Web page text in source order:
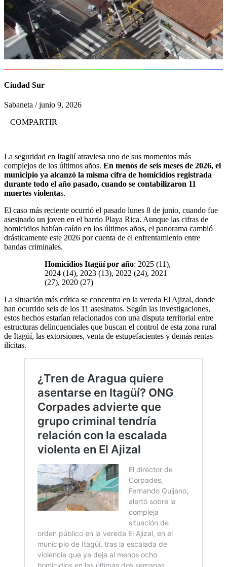
Ciudad Sur
Sabaneta / junio 9, 2026
COMPARTIR
La seguridad en Itagüí atraviesa uno de sus momentos más
complejos de los últimos años. En menos de seis meses de 2026, el
municipio ya alcanzó la misma cifra de homicidios registrada
durante todo el año pasado, cuando se contabilizaron 11
muertes violentas.
El caso más reciente ocurrió el pasado lunes 8 de junio, cuando fue
asesinado un joven en el barrio Playa Rica. Aunque las cifras de
homicidios habían caído en los últimos años, el panorama cambió
drásticamente este 2026 por cuenta de el enfrentamiento entre
bandas criminales.
Homicidios Itagüí por año: 2025 (11),
2024 (14), 2023 (13), 2022 (24), 2021
(27), 2020 (27)
La situación más crítica se concentra en la vereda El Ajizal, donde
han ocurrido seis de los 11 asesinatos. Según las investigaciones,
estos hechos estarían relacionados con una disputa territorial entre
estructuras delincuenciales que buscan el control de esta zona rural
de Itagüí, las extorsiones, venta de estupefacientes y demás rentas
ilícitas.